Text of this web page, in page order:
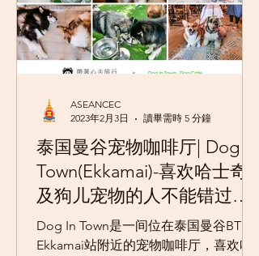
泰国曼谷宠物咖啡厅| Dog In
Town(Ekkamai)-喜欢哈士奇
及狗儿宠物的人不能错过的
宠物咖啡厅。
Dog In Town是一间位在泰国曼谷BTS
Ekkamai站附近的宠物咖啡厅，喜欢哈
ASEANCEC
2023年2月3日
讀畢需時 5 分鐘